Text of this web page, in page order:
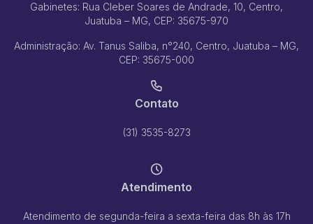
Gabinetes: Rua Cleber Soares de Andrade, 10, Centro,
Juatuba – MG, CEP: 35675-970
Administração: Av. Tanus Saliba, n°240, Centro, Juatuba – MG,
CEP: 35675-000
Contato
(31) 3535-8273
Atendimento
Atendimento de segunda-feira a sexta-feira das 8h às 17h